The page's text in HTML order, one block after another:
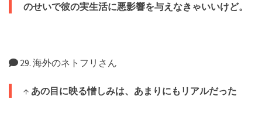
のせいで彼の実生活に悪影響を与えなきゃいいけど。
29. 海外のネトフリさん
↑ あの目に映る憎しみは、あまりにもリアルだった